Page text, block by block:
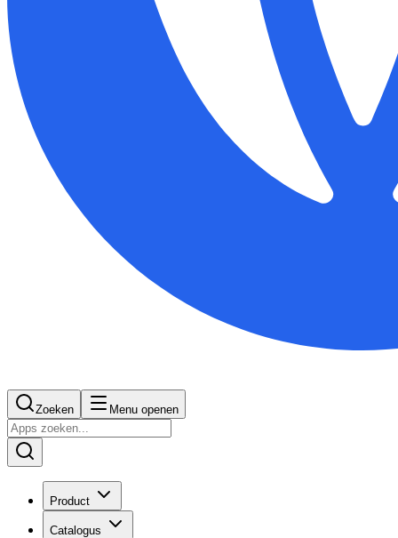
Zoeken Menu openen
Product
Catalogus